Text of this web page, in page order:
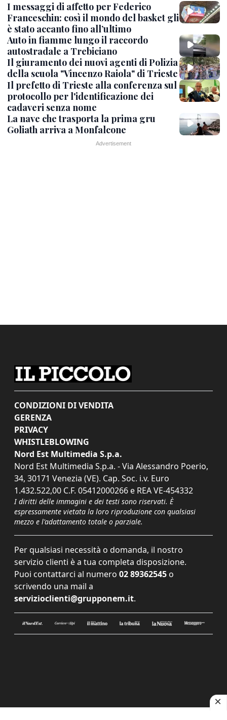
I messaggi di affetto per Federico
Franceschin: così il mondo del basket gli
è stato accanto fino all’ultimo
Auto in fiamme lungo il raccordo
autostradale a Trebiciano
Il giuramento dei nuovi agenti di Polizia
della scuola "Vincenzo Raiola" di Trieste
Il prefetto di Trieste alla conferenza sul
protocollo per l'identificazione dei
cadaveri senza nome
La nave che trasporta la prima gru
Goliath arriva a Monfalcone
CONDIZIONI DI VENDITA
GERENZA
PRIVACY
WHISTLEBLOWING
Nord Est Multimedia S.p.a.
Nord Est Multimedia S.p.a. - Via Alessandro Poerio,
34, 30171 Venezia (VE). Cap. Soc. i.v. Euro
1.432.522,00 C.F. 05412000266 e REA VE-454332
I diritti delle immagini e dei testi sono riservati. È
espressamente vietata la loro riproduzione con qualsiasi
mezzo e l'adattamento totale o parziale.
Per qualsiasi necessità o domanda, il nostro
servizio clienti è a tua completa disposizione.
Puoi contattarci al numero 02 89362545 o
scrivendo una mail a
servizioclienti@grupponem.it.